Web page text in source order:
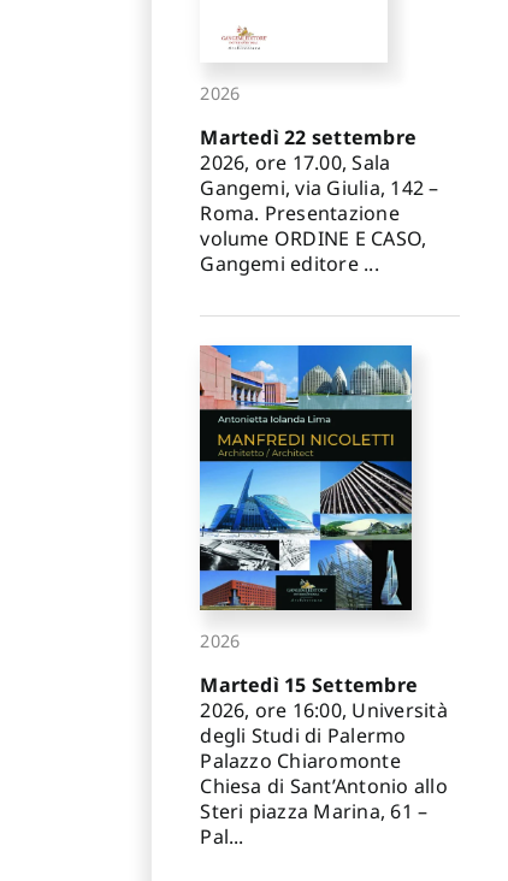
2026
Martedì 22 settembre
2026, ore 17.00, Sala
Gangemi, via Giulia, 142 –
Roma. Presentazione
volume ORDINE E CASO,
Gangemi editore ...
2026
Martedì 15 Settembre
2026, ore 16:00, Università
degli Studi di Palermo
Palazzo Chiaromonte
Chiesa di Sant’Antonio allo
Steri piazza Marina, 61 –
Pal...